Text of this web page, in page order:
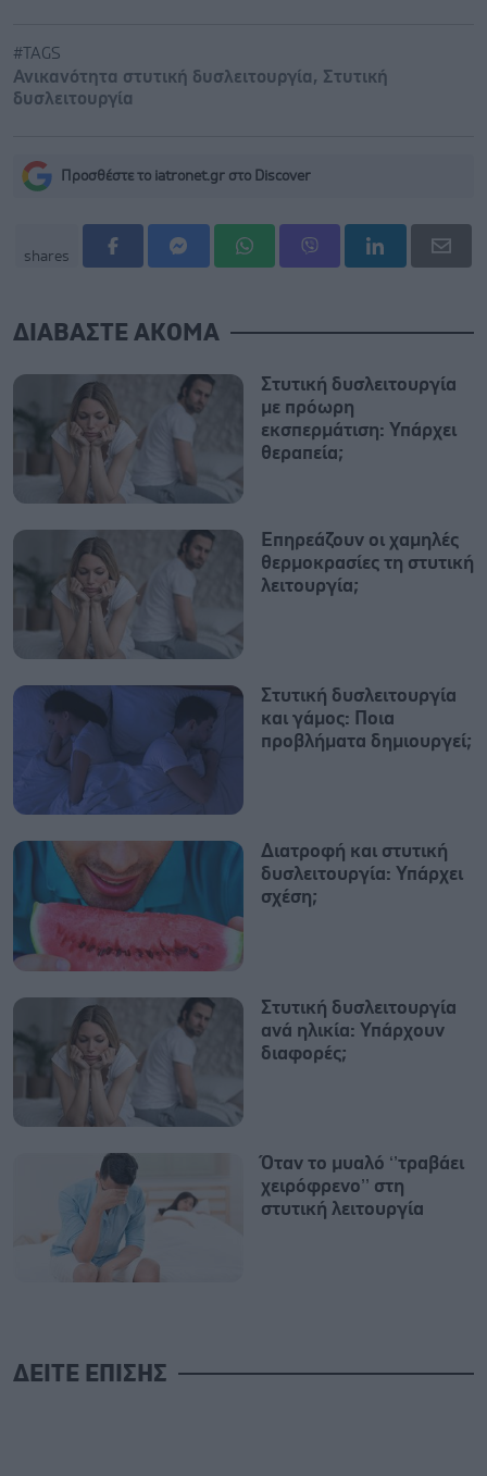
#TAGS
Ανικανότητα στυτική δυσλειτουργία, Στυτική
δυσλειτουργία
Προσθέστε το iatronet.gr στο Discover
shares
ΔΙΑΒΑΣΤΕ ΑΚΟΜΑ
Στυτική δυσλειτουργία
με πρόωρη
εκσπερμάτιση: Υπάρχει
θεραπεία;
Επηρεάζουν οι χαμηλές
θερμοκρασίες τη στυτική
λειτουργία;
Στυτική δυσλειτουργία
και γάμος: Ποια
προβλήματα δημιουργεί;
Διατροφή και στυτική
δυσλειτουργία: Υπάρχει
σχέση;
Στυτική δυσλειτουργία
ανά ηλικία: Υπάρχουν
διαφορές;
Όταν το μυαλό ‘’τραβάει
χειρόφρενο’’ στη
στυτική λειτουργία
ΔΕΙΤΕ ΕΠΙΣΗΣ